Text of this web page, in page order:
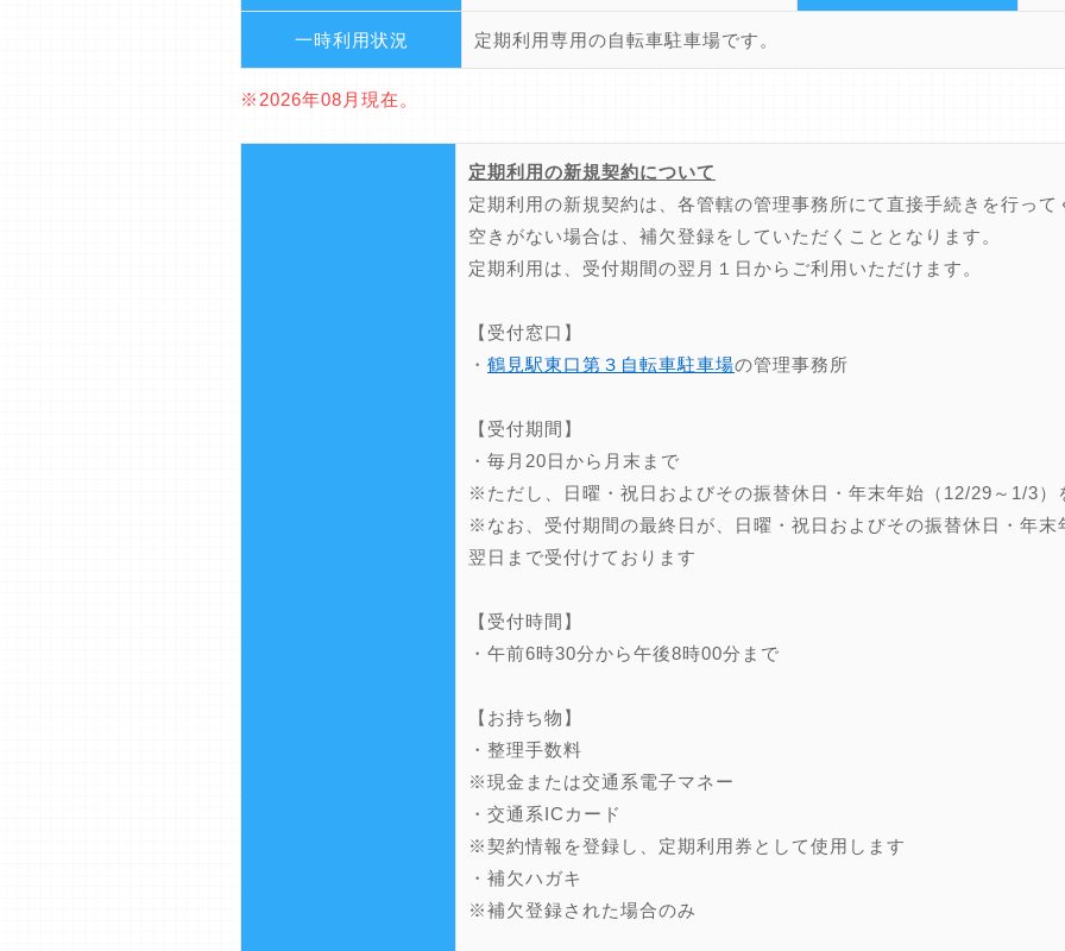
一時利用状況 定期利用専用の自転車駐車場です。
※2026年08月現在。
定期利用の新規契約について
定期利用の新規契約は、各管轄の管理事務所にて直接手続きを行って
空きがない場合は、補欠登録をしていただくこととなります。
定期利用は、受付期間の翌月１日からご利用いただけます。
【受付窓口】
・ 鶴見駅東口第３自転車駐車場の管理事務所
【受付期間】
・毎月20日から月末まで
※ただし、日曜・祝日およびその振替休日・年末年始（12/29～1/3）
※なお、受付期間の最終日が、日曜・祝日およびその振替休日・年
翌日まで受付けております
【受付時間】
・午前6時30分から午後8時00分まで
【お持ち物】
・整理手数料
※現金または交通系電子マネー
・交通系ICカード
※契約情報を登録し、定期利用券として使用します
・補欠ハガキ
※補欠登録された場合のみ